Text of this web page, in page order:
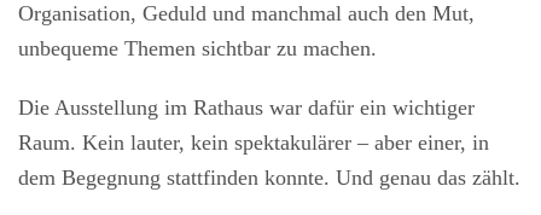
Organisation, Geduld und manchmal auch den Mut,
unbequeme Themen sichtbar zu machen.
Die Ausstellung im Rathaus war dafür ein wichtiger
Raum. Kein lauter, kein spektakulärer – aber einer, in
dem Begegnung stattfinden konnte. Und genau das zählt.